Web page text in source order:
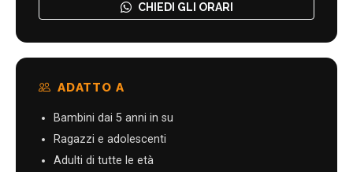
CHIEDI GLI ORARI
ADATTO A
Bambini dai 5 anni in su
Ragazzi e adolescenti
Adulti di tutte le età